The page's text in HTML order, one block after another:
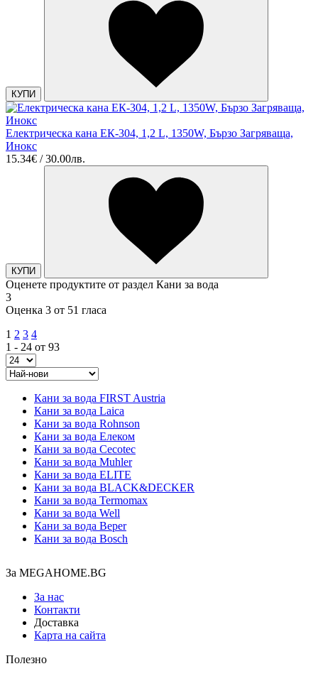
КУПИ
Електрическа кана ЕК-304, 1,2 L, 1350W, Бързо Загряваща,
Инокс
15.34€ / 30.00лв.
КУПИ
Оценете продуктите от раздел Кани за вода
3
Оценка 3 от 51 гласа
1 2 3 4
1 - 24 от 93
Кани за вода FIRST Austria
Кани за вода Laica
Кани за вода Rohnson
Кани за вода Елеком
Кани за вода Cecotec
Кани за вода Muhler
Кани за вода ELITE
Кани за вода BLACK&DECKER
Кани за вода Termomax
Кани за вода Well
Кани за вода Beper
Кани за вода Bosch
За MEGAHOME.BG
За нас
Контакти
Доставка
Карта на сайта
Полезно